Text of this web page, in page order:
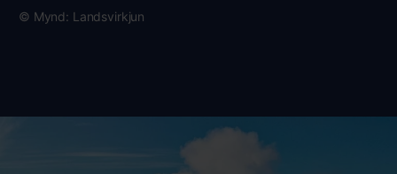
© Mynd: Landsvirkjun